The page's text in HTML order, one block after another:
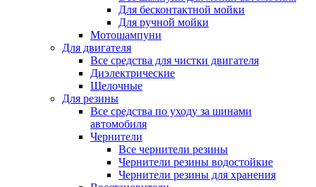
Для бесконтактной мойки
Для ручной мойки
Мотошампуни
Для двигателя
Все средства для чистки двигателя
Диэлектрические
Щелочные
Для резины
Все средства по уходу за шинами
автомобиля
Чернители
Все чернители резины
Чернители резины водостойкие
Чернители резины для хранения